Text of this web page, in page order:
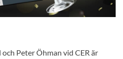
Peter Öhman vid CER är